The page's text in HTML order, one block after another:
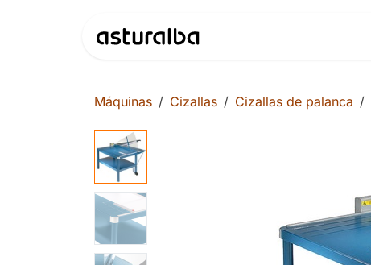
Máquinas Cizallas Cizallas de palanca